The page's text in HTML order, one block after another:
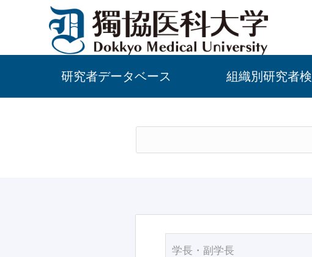
研究者データベース 組織別研究者
学長・副学長